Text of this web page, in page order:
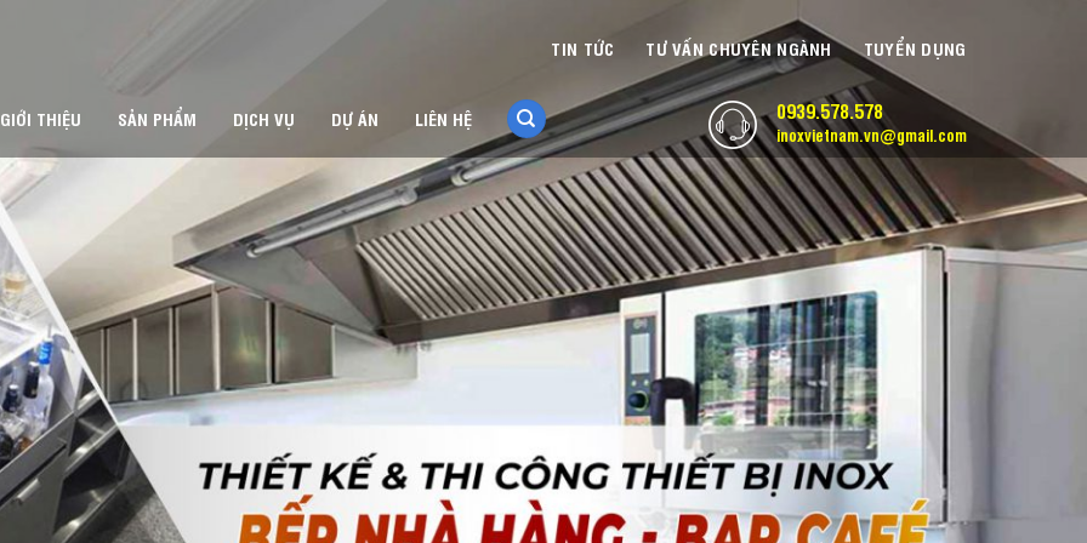
GIỚI THIỆU SẢN PHẨM DỊCH VỤ DỰ ÁN LIÊN HỆ 0939.578.578
inoxvietnam.vn@gmail.com
TIN TỨC TƯ VẤN CHUYÊN NGÀNH TUYỂN DỤNG